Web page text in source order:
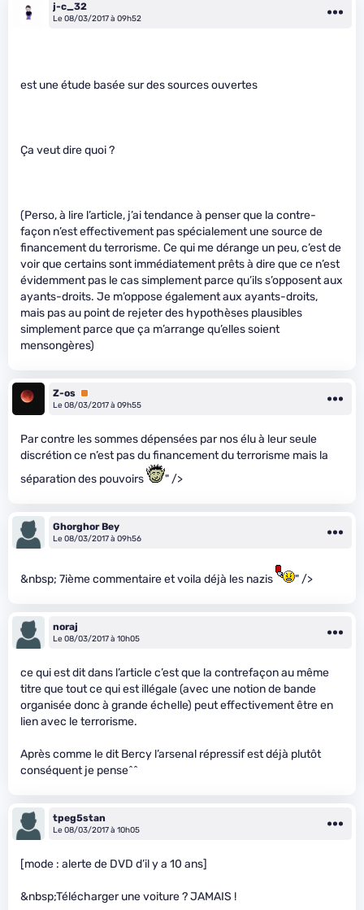
j-c_32
Le 08/03/2017 à 09h52
est une étude basée sur des sources ouvertes
Ça veut dire quoi ?
(Perso, à lire l’article, j’ai tendance à penser que la contre-
façon n’est effectivement pas spécialement une source de
financement du terrorisme. Ce qui me dérange un peu, c’est de
voir que certains sont immédiatement prêts à dire que ce n’est
évidemment pas le cas simplement parce qu’ils s’opposent aux
ayants-droits. Je m’oppose également aux ayants-droits,
mais pas au point de rejeter des hypothèses plausibles
simplement parce que ça m’arrange qu’elles soient
mensongères)
Z-os Premium
Le 08/03/2017 à 09h55
Par contre les sommes dépensées par nos élu à leur seule
discrétion ce n’est pas du financement du terrorisme mais la
séparation des pouvoirs
" />
Ghorghor Bey
Le 08/03/2017 à 09h56
&nbsp; 7ième commentaire et voila déjà les nazis " />
noraj
Le 08/03/2017 à 10h05
ce qui est dit dans l’article c’est que la contrefaçon au même
titre que tout ce qui est illégale (avec une notion de bande
organisée donc à grande échelle) peut effectivement être en
lien avec le terrorisme.
Après comme le dit Bercy l’arsenal répressif est déjà plutôt
conséquent je pense^^
tpeg5stan
Le 08/03/2017 à 10h05
[mode : alerte de DVD d’il y a 10 ans]
&nbsp;Télécharger une voiture ? JAMAIS !